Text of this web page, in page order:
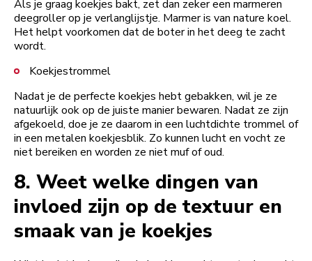
Als je graag koekjes bakt, zet dan zeker een marmeren
deegroller op je verlanglijstje. Marmer is van nature koel.
Het helpt voorkomen dat de boter in het deeg te zacht
wordt.
Koekjestrommel
Nadat je de perfecte koekjes hebt gebakken, wil je ze
natuurlijk ook op de juiste manier bewaren. Nadat ze zijn
afgekoeld, doe je ze daarom in een luchtdichte trommel of
in een metalen koekjesblik. Zo kunnen lucht en vocht ze
niet bereiken en worden ze niet muf of oud.
8. Weet welke dingen van
invloed zijn op de textuur en
smaak van je koekjes